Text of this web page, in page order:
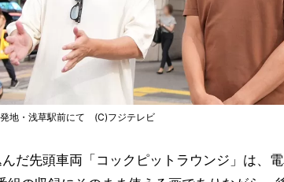
地・浅草駅前にて (C)フジテレビ
だ先頭車両「コックピットラウンジ」は、